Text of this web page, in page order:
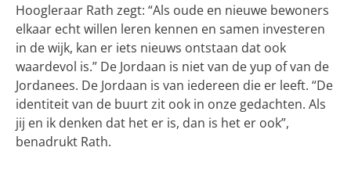
Hoogleraar Rath zegt: “Als oude en nieuwe bewoners
elkaar echt willen leren kennen en samen investeren
in de wijk, kan er iets nieuws ontstaan dat ook
waardevol is.” De Jordaan is niet van de yup of van de
Jordanees. De Jordaan is van iedereen die er leeft. “De
identiteit van de buurt zit ook in onze gedachten. Als
jij en ik denken dat het er is, dan is het er ook”,
benadrukt Rath.